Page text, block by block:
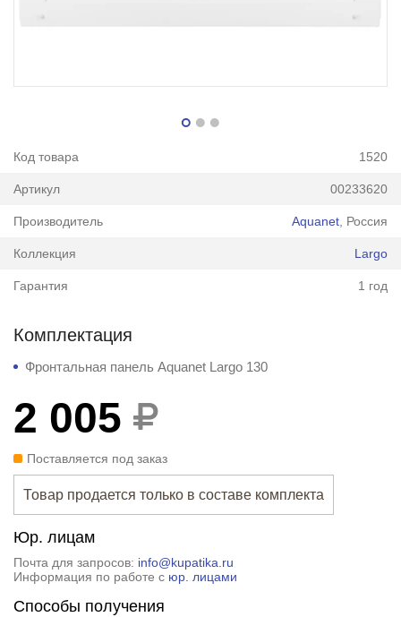
Код товара 1520
Артикул 00233620
Производитель Aquanet , Россия
Коллекция Largo
Гарантия 1 год
Комплектация
Фронтальная панель Aquanet Largo 130
2 005
Поставляется под заказ
Товар продается только в составе комплекта
Юр. лицам
Почта для запросов: info@kupatika.ru
Информация по работе с юр. лицами
Способы получения